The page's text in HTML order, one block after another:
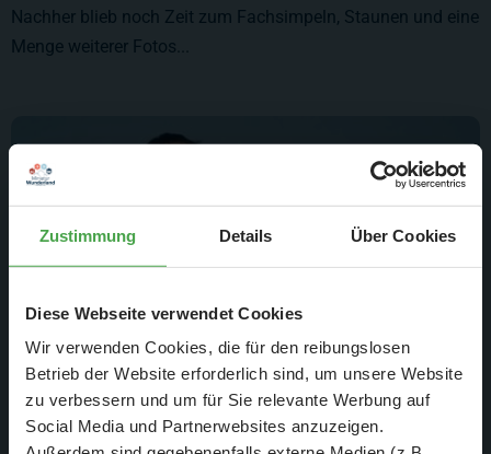
Zustimmung Details Über Cookies
Diese Webseite verwendet Cookies
Wir verwenden Cookies, die für den reibungslosen
Betrieb der Website erforderlich sind, um unsere Website
zu verbessern und um für Sie relevante Werbung auf
Social Media und Partnerwebsites anzuzeigen.
Nachher blieb noch Zeit zum Fachsimpeln, Staunen und eine
Menge weiterer Fotos...